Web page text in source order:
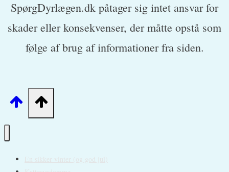
SpørgDyrlægen.dk påtager sig intet ansvar for
skader eller konsekvenser, der måtte opstå som
følge af brug af informationer fra siden.